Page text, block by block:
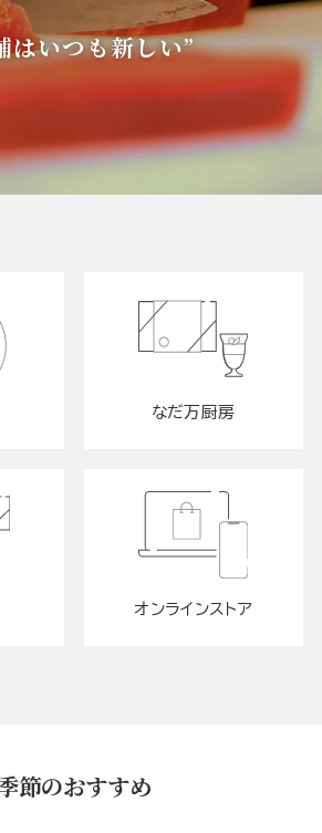
はいつも新しい”
なだ万厨房
オンラインストア
節のおすすめ